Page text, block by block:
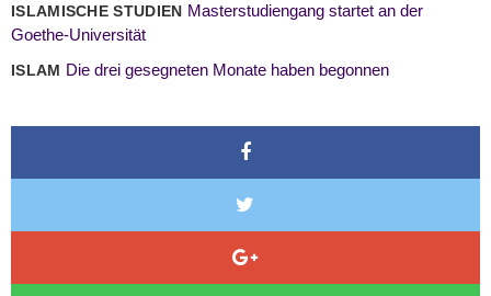
ISLAMISCHE STUDIEN Masterstudiengang startet an der
Goethe-Universität
ISLAM Die drei gesegneten Monate haben begonnen